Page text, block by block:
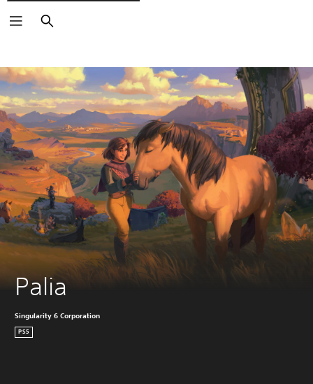
Suchen
Palia
Singularity 6 Corporation
PS5